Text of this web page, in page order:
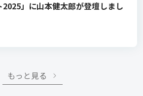
2025」に山本健太郎が登壇しまし
もっと見る